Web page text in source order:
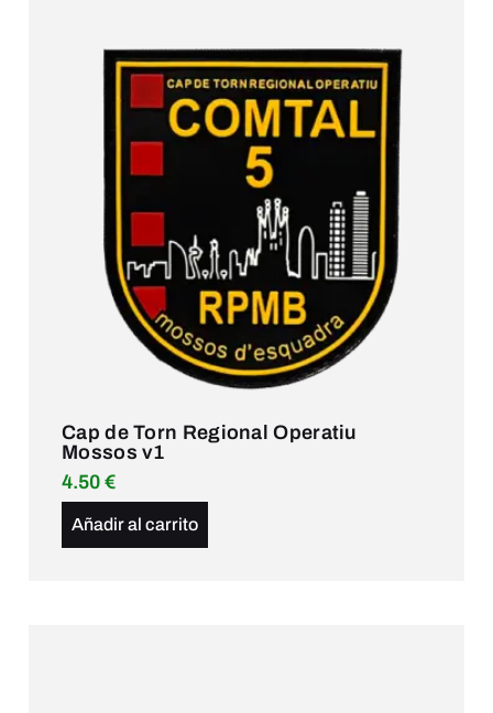
Cap de Torn Regional Operatiu
Mossos v1
4.50 €
Añadir al carrito